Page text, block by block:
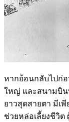
หากย้อนกลับไปก่
ใหญ่ และสนามบิ
ยาวสุดสายตา มีเ
ช่วยหล่อเลี้ยงชีวิ